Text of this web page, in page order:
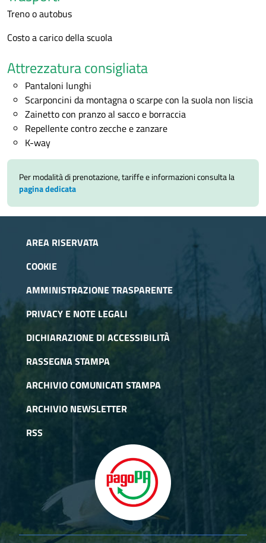
Treno o autobus
Costo a carico della scuola
Attrezzatura consigliata
Pantaloni lunghi
Scarponcini da montagna o scarpe con la suola non liscia
Zainetto con pranzo al sacco e borraccia
Repellente contro zecche e zanzare
K-way
Per modalità di prenotazione, tariffe e informazioni consulta la
pagina dedicata
AREA RISERVATA
COOKIE
AMMINISTRAZIONE TRASPARENTE
PRIVACY E NOTE LEGALI
DICHIARAZIONE DI ACCESSIBILITÀ
RASSEGNA STAMPA
ARCHIVIO COMUNICATI STAMPA
ARCHIVIO NEWSLETTER
RSS